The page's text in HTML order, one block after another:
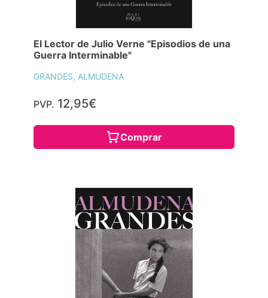
El Lector de Julio Verne "Episodios de una
Guerra Interminable"
GRANDES, ALMUDENA
PVP. 12,95€
Comprar